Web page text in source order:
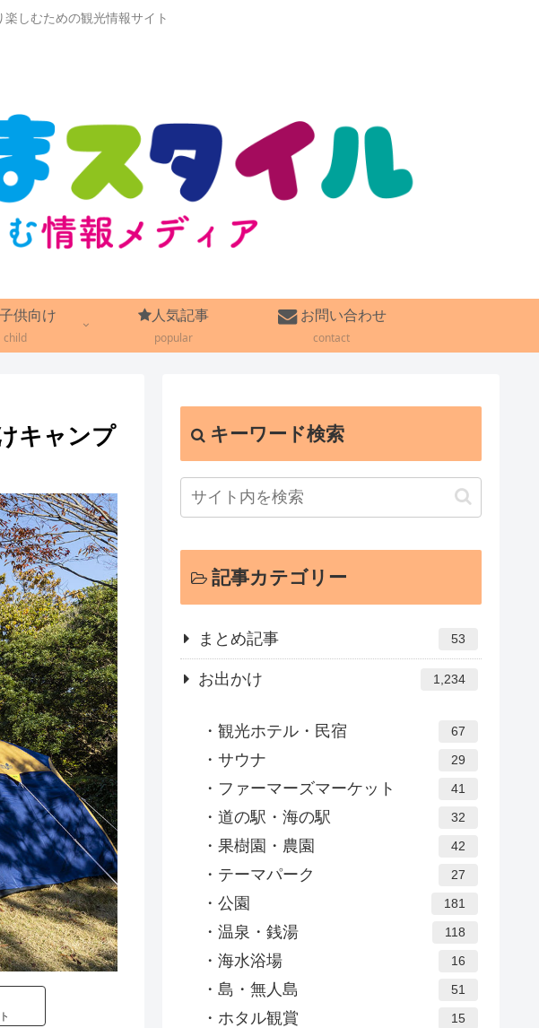
しむための観光情報サイト
子供向け
child
人気記事
popular
お問い合わせ
contact
キャンプ
キーワード検索
記事カテゴリー
まとめ記事 53
お出かけ 1,234
観光ホテル・民宿 67
サウナ 29
ファーマーズマーケット 41
道の駅・海の駅 32
果樹園・農園 42
テーマパーク 27
公園 181
温泉・銭湯 118
海水浴場 16
島・無人島 51
ホタル観賞 15